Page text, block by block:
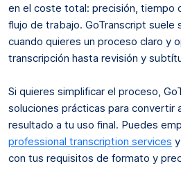
en el coste total: precisión, tiempo
flujo de trabajo. GoTranscript suele
cuando quieres un proceso claro y
transcripción hasta revisión y
Si quieres simplificar el proceso,
soluciones prácticas para convertir
resultado a tu uso final. Puedes
professional transcription services
con tus requisitos de formato y